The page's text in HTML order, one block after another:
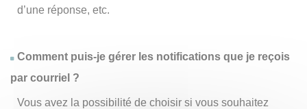
d’une réponse, etc.
Comment puis-je gérer les notifications que je reçois
par courriel ?
Vous avez la possibilité de choisir si vous souhaitez